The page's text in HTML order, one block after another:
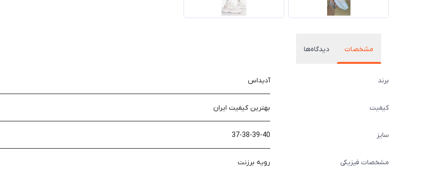
مشخصات دیدگاه‌ها
برند آدیداس
کیفیت بهترین کیفیت ایران
سایز 37-38-39-40
مشخصات فیزیکی رویه برزنت